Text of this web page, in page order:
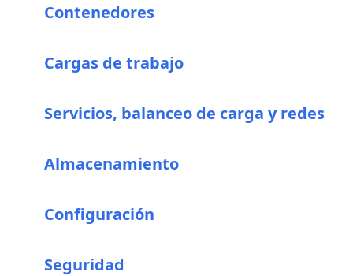
Contenedores
Cargas de trabajo
Servicios, balanceo de carga y redes
Almacenamiento
Configuración
Seguridad